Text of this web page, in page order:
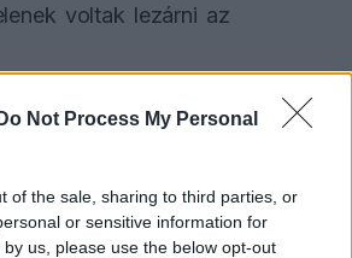
Do Not Process My Personal
of the sale, sharing to third parties, or
or sensitive information for
us, please use the below opt-out
voltak lezárni az
neve egy 161 autót
sokan csak Zöld
jelenléte pedig példátlan